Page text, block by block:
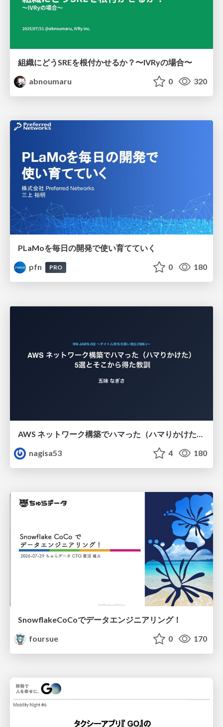
組織にどうSREを根付かせるか？〜IVRyの場合〜
abnoumaru
0 320
PLaMoを毎日の開発で使い育てていく
pfn
PRO 0 180
nagisa53
4 180
SnowflakeCoCoでデータエンジニアリング！
foursue
0 170